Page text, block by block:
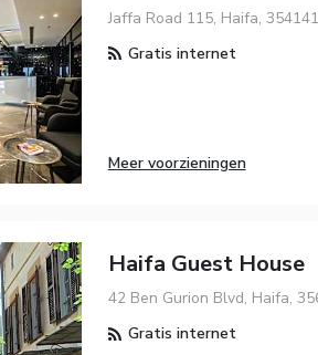
Jaffa Road 115, Haifa,
Gratis internet
Meer voorzieningen
Haifa Guest House
42 Ben Gurion Blvd, Haifa,
Gratis internet